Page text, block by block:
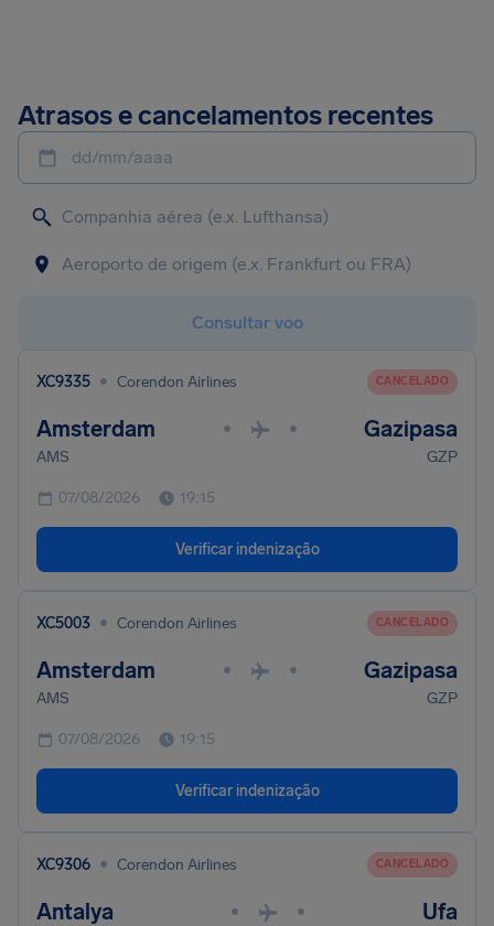
Atrasos e cancelamentos recentes
dd/mm/aaaa
Consultar voo
XC9335 • Corendon Airlines CANCELADO
Amsterdam • • Gazipasa
AMS GZP
07/08/2026 19:15
Verificar indenização
XC5003 • Corendon Airlines CANCELADO
Amsterdam • • Gazipasa
AMS GZP
07/08/2026 19:15
Verificar indenização
XC9306 • Corendon Airlines CANCELADO
Antalya • • Ufa